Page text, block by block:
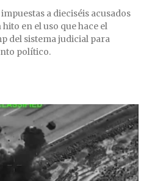
a dieciséis acusados
en el uso que hace el
del sistema judicial para
político.